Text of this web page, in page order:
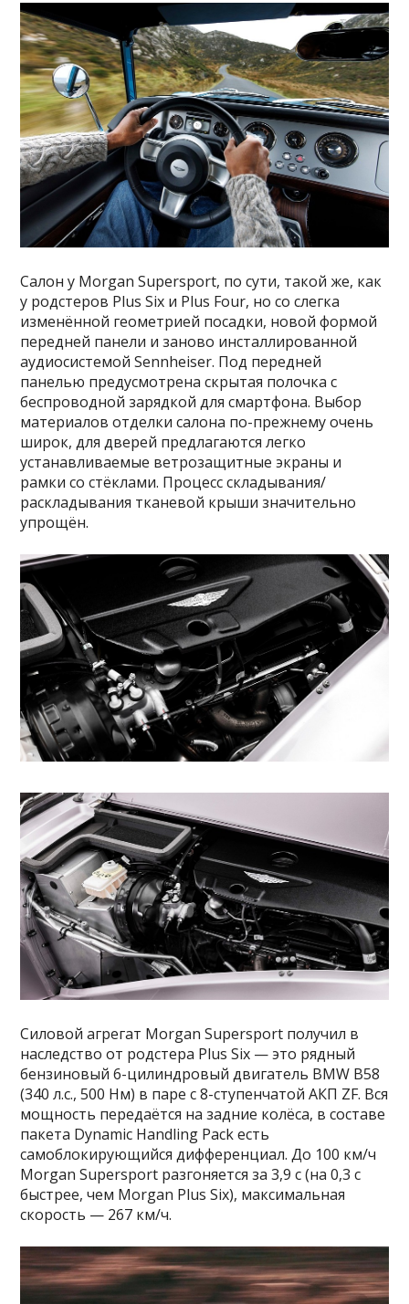
Салон у Morgan Supersport, по сути, такой же, как
у родстеров Plus Six и Plus Four, но со слегка
изменённой геометрией посадки, новой формой
передней панели и заново инсталлированной
аудиосистемой Sennheiser. Под передней
панелью предусмотрена скрытая полочка с
беспроводной зарядкой для смартфона. Выбор
материалов отделки салона по-прежнему очень
широк, для дверей предлагаются легко
устанавливаемые ветрозащитные экраны и
рамки со стёклами. Процесс складывания/
раскладывания тканевой крыши значительно
упрощён.
Силовой агрегат Morgan Supersport получил в
наследство от родстера Plus Six — это рядный
бензиновый 6-цилиндровый двигатель BMW B58
(340 л.с., 500 Нм) в паре с 8-ступенчатой АКП ZF. Вся
мощность передаётся на задние колёса, в составе
пакета Dynamic Handling Pack есть
самоблокирующийся дифференциал. До 100 км/ч
Morgan Supersport разгоняется за 3,9 с (на 0,3 с
быстрее, чем Morgan Plus Six), максимальная
скорость — 267 км/ч.